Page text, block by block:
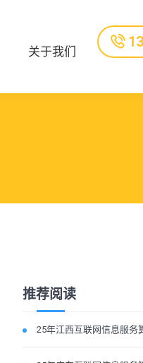
关于我们
推荐阅读
25年江西互联网信息服务